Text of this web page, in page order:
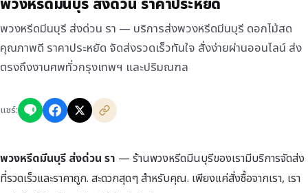
พวงหรีดมีนบุรี ส่งด่วน รา — บริการส่งพวงหรีดมีนบุรี ดอกไม้สด
คุณภาพดี ราคาประหยัด จัดส่งรวดเร็วทันใจ สั่งง่ายผ่านออนไลน์ ส่ง
ตรงถึงงานศพทั่วกรุงเทพฯ และปริมณฑล
แชร์:
พวงหรีดมีนบุรี ส่งด่วน รา — ร้านพวงหรีดมีนบุรีของเรามีบริการจัดส่ง
ที่รวดเร็วและราคาถูก. สะดวกสุดๆ สำหรับคุณ. เพียงแค่สั่งซื้อจากเรา, เรา